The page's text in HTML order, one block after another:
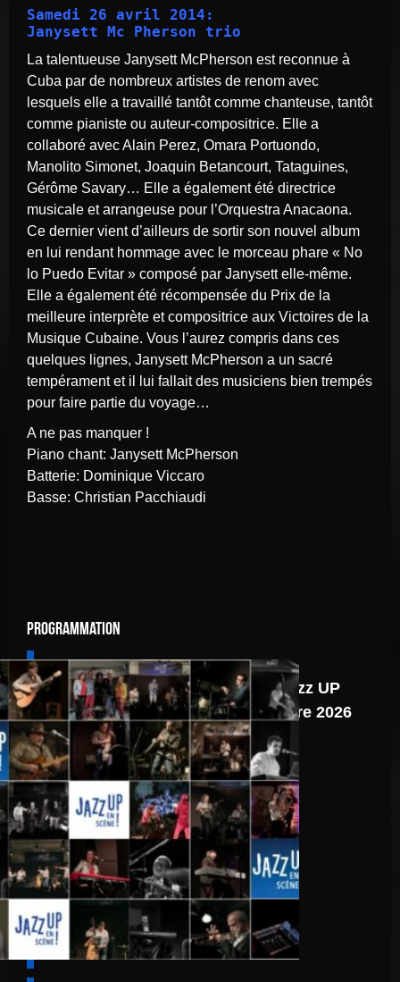
Samedi 26 avril 2014:
Janysett Mc Pherson trio
La talentueuse Janysett McPherson est reconnue à
Cuba par de nombreux artistes de renom avec
lesquels elle a travaillé tantôt comme chanteuse, tantôt
comme pianiste ou auteur-compositrice. Elle a
collaboré avec Alain Perez, Omara Portuondo,
Manolito Simonet, Joaquin Betancourt, Tataguines,
Gérôme Savary… Elle a également été directrice
musicale et arrangeuse pour l’Orquestra Anacaona.
Ce dernier vient d’ailleurs de sortir son nouvel album
en lui rendant hommage avec le morceau phare « No
lo Puedo Evitar » composé par Janysett elle-même.
Elle a également été récompensée du Prix de la
meilleure interprète et compositrice aux Victoires de la
Musique Cubaine. Vous l’aurez compris dans ces
quelques lignes, Janysett McPherson a un sacré
tempérament et il lui fallait des musiciens bien trempés
pour faire partie du voyage…
A ne pas manquer !
Piano chant: Janysett McPherson
Batterie: Dominique Viccaro
Basse: Christian Pacchiaudi
Programmation
6 août
Programmation Jazz UP
du second semestre 2026